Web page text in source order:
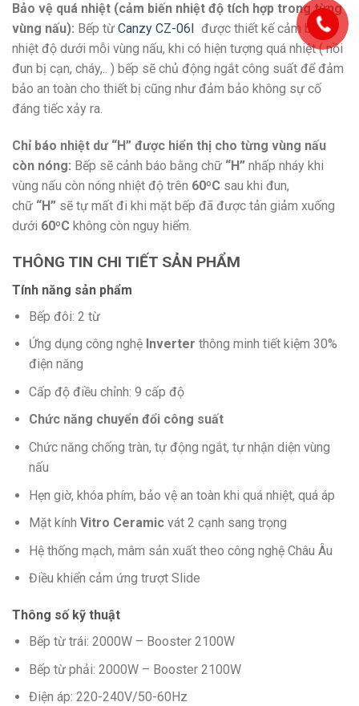
Bảo vệ quá nhiệt (cảm biến nhiệt độ tích hợp trong từng
vùng nấu): Bếp từ Canzy CZ-06I
được thiết kế cảm biến
nhiệt độ dưới mỗi vùng nấu, khi có hiện tượng quá nhiệt ( nồi
đun bị cạn, cháy,.. ) bếp sẽ chủ động ngắt công suất để đảm
bảo an toàn cho thiết bị cũng như đảm bảo không sự cố
đáng tiếc xảy ra.
Chỉ báo nhiệt dư “H” được hiển thị cho từng vùng nấu
còn nóng: Bếp sẽ cảnh báo bằng chữ “H” nhấp nháy khi
vùng nấu còn nóng nhiệt độ trên 60ºC sau khi đun,
chữ “H” sẽ tự mất đi khi mặt bếp đã được tản giảm xuống
dưới 60ºC không còn nguy hiểm.
THÔNG TIN CHI TIẾT SẢN PHẨM
Tính năng sản phẩm
Bếp đôi: 2 từ
Ứng dụng công nghệ Inverter thông minh tiết kiệm 30%
điện năng
Cấp độ điều chỉnh: 9 cấp độ
Chức năng chuyển đổi công suất
Chức năng chống tràn, tự động ngắt, tự nhận diện vùng
nấu
Hẹn giờ, khóa phím, bảo vệ an toàn khi quá nhiệt, quá áp
Mặt kính Vitro Ceramicvát 2 cạnh sang trọng
Hệ thống mạch, mâm sản xuất theo công nghệ Châu Âu
Điều khiển cảm ứng trượt Slide
Thông số kỹ thuật
Bếp từ trái: 2000W – Booster 2100W
Bếp từ phải: 2000W – Booster 2100W
Điện áp: 220-240V/50-60Hz